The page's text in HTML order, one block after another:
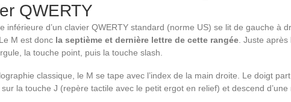
QWERTY
inférieure d’un clavier QWERTY standard (norme US) se lit de gauche à
M est donc la septième et dernière lettre de cette rangée. Juste après
la touche point, puis la touche slash.
classique, le M se tape avec l’index de la main droite. Le doigt
la touche J (repère tactile avec le petit ergot en relief) et descend